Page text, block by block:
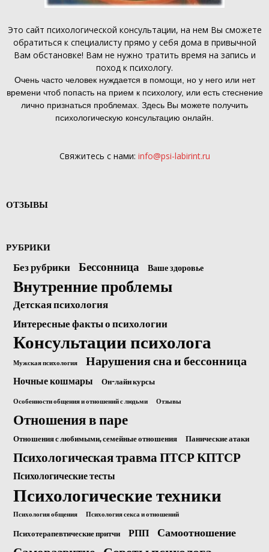
Это сайт психологической консультации, на нем Вы сможете
обратиться к специалисту прямо у себя дома в привычной
Вам обстановке! Вам не нужно тратить время на запись и
поход к психологу.
Очень часто человек нуждается в помощи, но у него или нет
времени чтоб попасть на прием к психологу, или есть стеснение
лично признаться проблемах. Здесь Вы можете получить
психологическую консультацию онлайн.
Свяжитесь с нами: info@psi-labirint.ru
ОТЗЫВЫ
РУБРИКИ
Без рубрики Бессонница Ваше здоровье
Внутренние проблемы
Детская психология
Интересные факты о психологии
Консультации психолога
Мужская психология Нарушения сна и бессонница
Ночные кошмары Он-лайн курсы
Особенности общения и отношений с людьми Отзывы
Отношения в паре
Отношения с любимыми, семейные отношения Панические атаки
Психологическая травма ПТСР КПТСР
Психологические тесты
Психологические техники
Психология общения Психология секса и отношений
Психотерапевтические притчи РПП Самоотношение